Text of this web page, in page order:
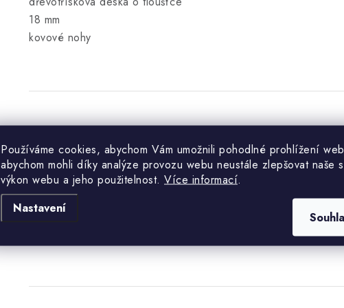
Používáme cookies, abychom Vám umožnili pohodlné prohlížení
abychom mohli díky analýze provozu webu neustále zlepšovat naše
výkon webu a jeho použitelnost. Více informací.
Nastavení
18 mm
kovové nohy
Hodnocení produktu (0)
Buďte první, kdo napíše příspěvek k této položce.